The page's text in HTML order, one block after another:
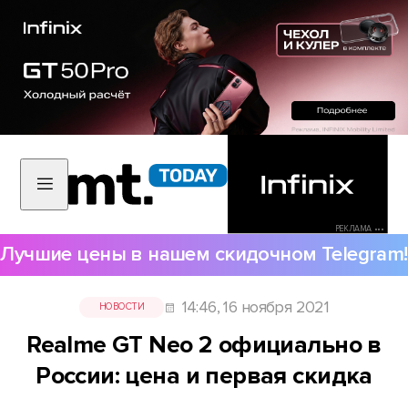
РЕКЛАМА •••
Лучшие цены в нашем скидочном Telegram!
НОВОСТИ 14:46, 16 ноября 2021
Realme GT Neo 2 официально в
России: цена и первая скидка